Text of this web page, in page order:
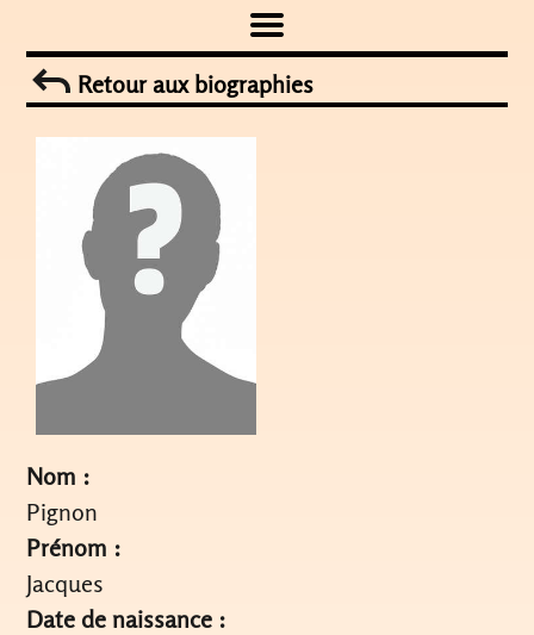
to
contentRetour aux biographies
Nom :
Pignon
Prénom :
Jacques
Date de naissance :